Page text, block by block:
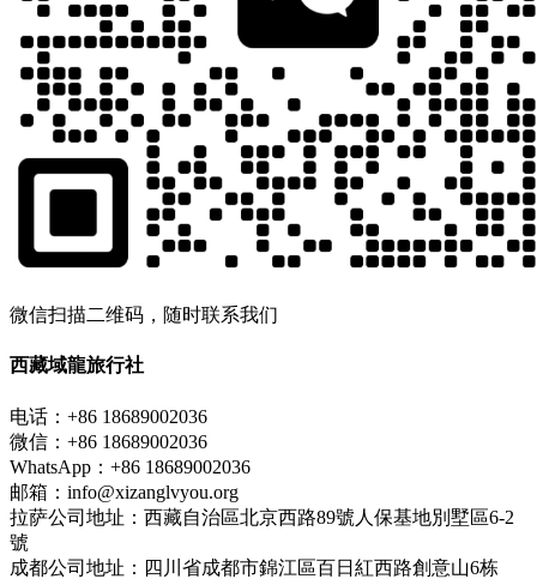
微信扫描二维码，随时联系我们
西藏域龍旅行社
电话：+86 18689002036
微信：+86 18689002036
WhatsApp：+86 18689002036
邮箱：info@xizanglvyou.org
拉萨公司地址：西藏自治區北京西路89號人保基地別墅區6-2
號
成都公司地址：四川省成都市錦江區百日紅西路創意山6栋